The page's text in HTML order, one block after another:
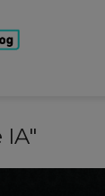
IA"